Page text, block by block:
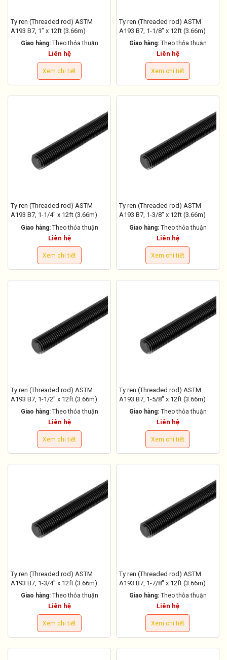
Ty ren (Threaded rod) ASTM
A193 B7, 1" x 12ft (3.66m)
Giao hàng: Theo thỏa thuận
Liên hệ
Xem chi tiết
Ty ren (Threaded rod) ASTM
A193 B7, 1-1/8" x 12ft (3.66m)
Giao hàng: Theo thỏa thuận
Liên hệ
Xem chi tiết
Ty ren (Threaded rod) ASTM
A193 B7, 1-1/4" x 12ft (3.66m)
Giao hàng: Theo thỏa thuận
Liên hệ
Xem chi tiết
Ty ren (Threaded rod) ASTM
A193 B7, 1-3/8" x 12ft (3.66m)
Giao hàng: Theo thỏa thuận
Liên hệ
Xem chi tiết
Ty ren (Threaded rod) ASTM
A193 B7, 1-1/2" x 12ft (3.66m)
Giao hàng: Theo thỏa thuận
Liên hệ
Xem chi tiết
Ty ren (Threaded rod) ASTM
A193 B7, 1-5/8" x 12ft (3.66m)
Giao hàng: Theo thỏa thuận
Liên hệ
Xem chi tiết
Ty ren (Threaded rod) ASTM
A193 B7, 1-3/4" x 12ft (3.66m)
Giao hàng: Theo thỏa thuận
Liên hệ
Xem chi tiết
Ty ren (Threaded rod) ASTM
A193 B7, 1-7/8" x 12ft (3.66m)
Giao hàng: Theo thỏa thuận
Liên hệ
Xem chi tiết